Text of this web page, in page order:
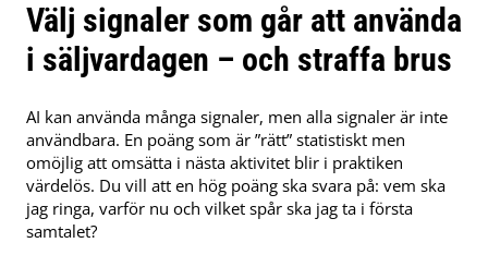
Välj signaler som går att använda
i säljvardagen – och straffa brus
AI kan använda många signaler, men alla signaler är inte
användbara. En poäng som är ”rätt” statistiskt men
omöjlig att omsätta i nästa aktivitet blir i praktiken
värdelös. Du vill att en hög poäng ska svara på: vem ska
jag ringa, varför nu och vilket spår ska jag ta i första
samtalet?